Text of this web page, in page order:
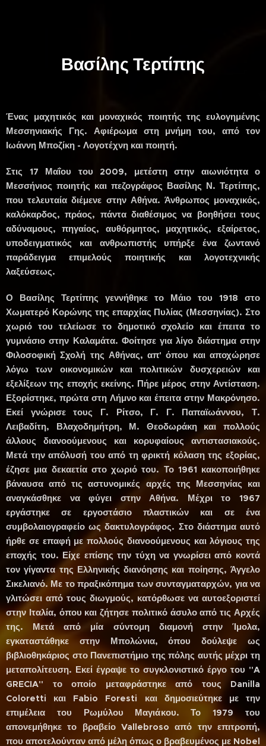
Βασίλης Τερτίπης
Ένας μαχητικός και μοναχικός ποιητής της ευλογημένης
Μεσσηνιακής Γης. Αφιέρωμα στη μνήμη του, από τον
Ιωάννη Μποζίκη - Λογοτέχνη και ποιητή.
Στις 17 Μαΐου του 2009, μετέστη στην αιωνιότητα ο
Μεσσήνιος ποιητής και πεζογράφος Βασίλης Ν. Τερτίπης,
που τελευταία διέμενε στην Αθήνα. Άνθρωπος μοναχικός,
καλόκαρδος, πράος, πάντα διαθέσιμος να βοηθήσει τους
αδύναμους, πηγαίος, αυθόρμητος, μαχητικός, εξαίρετος,
υποδειγματικός και ανθρωπιστής υπήρξε ένα ζωντανό
παράδειγμα επιμελούς ποιητικής και λογοτεχνικής
λαξεύσεως.
Ο Βασίλης Τερτίπης γεννήθηκε το Μάιο του 1918 στο
Χωματερό Κορώνης της επαρχίας Πυλίας (Μεσσηνίας). Στο
χωριό του τελείωσε το δημοτικό σχολείο και έπειτα το
γυμνάσιο στην Καλαμάτα. Φοίτησε για λίγο διάστημα στην
Φιλοσοφική Σχολή της Αθήνας, απ' όπου και αποχώρησε
λόγω των οικονομικών και πολιτικών δυσχερειών και
εξελίξεων της εποχής εκείνης. Πήρε μέρος στην Αντίσταση.
Εξορίστηκε, πρώτα στη Λήμνο και έπειτα στην Μακρόνησο.
Εκεί γνώρισε τους Γ. Ρίτσο, Γ. Γ. Παπαϊωάννου, Τ.
Λειβαδίτη, Βλαχοδημήτρη, Μ. Θεοδωράκη και πολλούς
άλλους διανοούμενους και κορυφαίους αντιστασιακούς.
Μετά την απόλυσή του από τη φρικτή κόλαση της εξορίας,
έζησε μια δεκαετία στο χωριό του. Το 1961 κακοποιήθηκε
βάναυσα από τις αστυνομικές αρχές της Μεσσηνίας και
αναγκάσθηκε να φύγει στην Αθήνα. Μέχρι το 1967
εργάστηκε σε εργοστάσιο πλαστικών και σε ένα
συμβολαιογραφείο ως δακτυλογράφος. Στο διάστημα αυτό
ήρθε σε επαφή με πολλούς διανοούμενους και λόγιους της
εποχής του. Είχε επίσης την τύχη να γνωρίσει από κοντά
τον γίγαντα της Ελληνικής διανόησης και ποίησης, Άγγελο
Σικελιανό. Με το πραξικόπημα των συνταγματαρχών, για να
γλιτώσει από τους διωγμούς, κατόρθωσε να αυτοεξοριστεί
στην Ιταλία, όπου και ζήτησε πολιτικό άσυλο από τις Αρχές
της. Μετά από μία σύντομη διαμονή στην Ίμολα,
εγκαταστάθηκε στην Μπολώνια, όπου δούλεψε ως
βιβλιοθηκάριος στο Πανεπιστήμιο της πόλης αυτής μέχρι τη
μεταπολίτευση. Εκεί έγραψε το συγκλονιστικό έργο του "A
GRECIA" το οποίο μεταφράστηκε από τους Danilla
Coloretti και Fabio Foresti και δημοσιεύτηκε με την
επιμέλεια του Ρωμύλου Μαγιάκου. Το 1979 του
απονεμήθηκε το βραβείο Vallebroso από την επιτροπή,
που αποτελούνταν από μέλη όπως ο βραβευμένος με Nobel